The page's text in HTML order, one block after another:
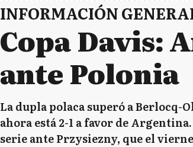
INFORMACIÓN
Copa Davis:
ante Polonia
La dupla polaca superó a Berlocq-
ahora está 2-1 a favor de
serie ante Przysiezny, que el